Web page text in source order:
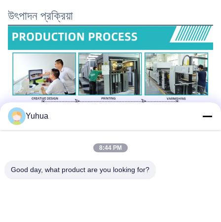
উৎপাদন প্রক্রিয়া
Yuhua
8:44 PM
Good day, what product are you looking for?